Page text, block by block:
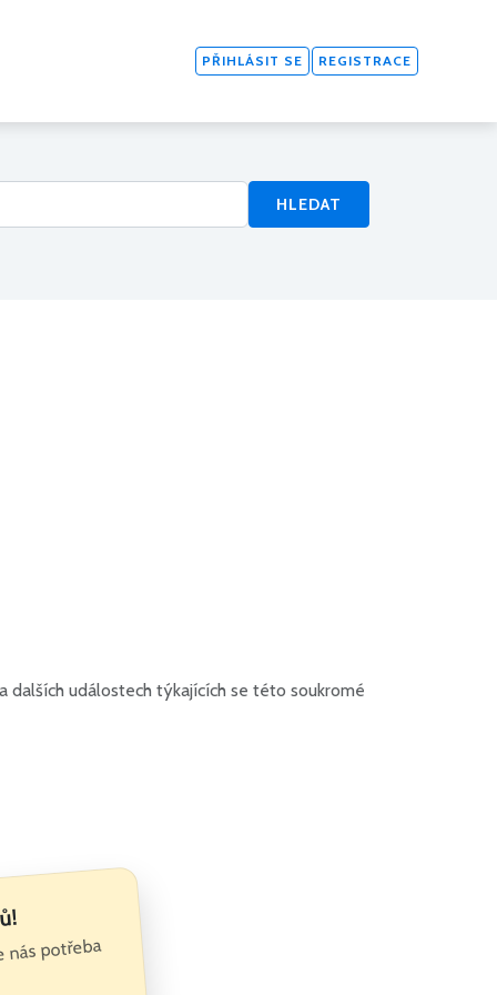
PŘIHLÁSIT SE REGISTRACE
HLEDAT
dalších událostech týkajících se této soukromé
potřeba